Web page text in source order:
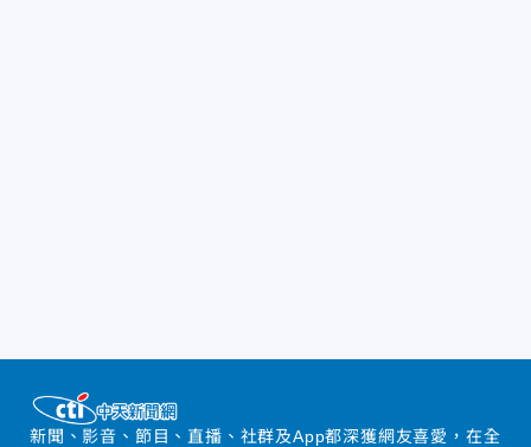
新聞、影音、節目、直播、社群及App都深獲網友喜愛，在全